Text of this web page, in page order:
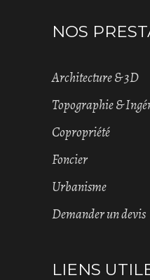
NOS
Architecture & 3D
Topographie &
Copropriété
Foncier
Urbanisme
Demander un devis
LIENS